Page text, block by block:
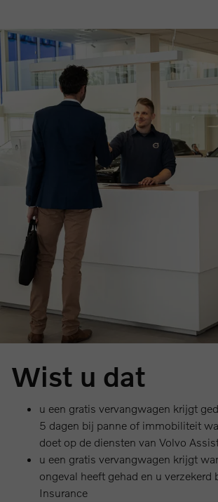
Wist u dat
u een gratis vervangwagen krijgt
5 dagen bij panne of immobiliteit
doet op de diensten van Volvo
u een gratis vervangwagen krijgt
ongeval heeft gehad en u verzekerd
Insurance